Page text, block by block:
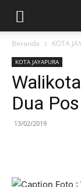
Beranda KOTA
KOTA JAYAPURA
Dua
13/02/2019